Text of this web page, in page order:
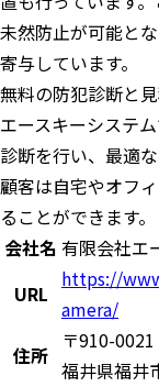
未然防止が可能と
寄与しています。
無料の防犯診断と
エースキーシステ
診断を行い、最適
顧客は自宅やオフ
ることができます。
会社名 有限会社エ
URL
https://
amera/
住所
〒910-0021
福井県福井